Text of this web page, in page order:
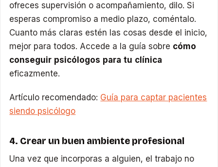
ofreces supervisión o acompañamiento, dilo. Si
esperas compromiso a medio plazo, coméntalo.
Cuanto más claras estén las cosas desde el inicio,
mejor para todos. Accede a la guía sobre cómo
conseguir psicólogos para tu clínica
eficazmente.
Artículo recomendado: Guía para captar pacientes
siendo psicólogo
4. Crear un buen ambiente profesional
Una vez que incorporas a alguien, el trabajo no